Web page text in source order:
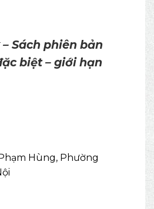
Sách phiên bản
biệt – giới hạn
Hùng, Phường